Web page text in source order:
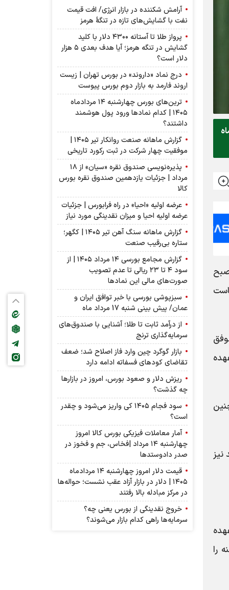
دوشنبه ۴ خردادماه
نیز
را
آرامش شکننده در بازار انرژی/ افت قیمت
نفت با گشایش‌های تازه در تنگۀ هرمز
پرواز طلا تا آستانه ۴۳۰۰ دلار با کلید
گشایش در تنگه هرمز؛ آیا هدف بعدی ۵ هزار
دلار است؟
درج نماد «داروند» در بورس تهران | زیست
اروند فارمد به بازار دوم بورس پیوست
ترین‌های بورس چهارشنبه ۱۴ مردادماه
۱۴۰۵ | کدام نماد‌ها ورود پول هوشمند
داشتند؟
گزارش ماهانه صنعت روانکار تیر ۱۴۰۵ |
موفقیت چهار شرکت در ثبت رکورد تاریخی
پذیره‌نویسی صندوق نقره «سیان» از ۱۸
مرداد | جزئیات یازدهمین صندوق نقره بورس
کالا
عرضه اولیه «احیا» در راه فرابورس | جزئیات
عرضه اولیه احیا و میزان نقدینگی مورد نیاز
گزارش ماهانه سنگ آهن تیر ۱۴۰۵ | کگهر؛
ستاره بی‌رقیب صنعت
گزارش مجامع بورسی ۱۴ مرداد ۱۴۰۵ | از
سود ۴ تا ۲۳ ریالی تا عدم تصویب
صورت‌های مالی این نماد‌ها
سبزپوشی بورسی با خبر توافق ایران و
عمان/ پیش بینی شنبه 17 مرداد ماه
از درآمد ثابت تا طلا؛ آشنایی با صندوق‌های
سرمایه‌گذاری ترنج
بازار گوگرد چین وارد فاز اصلاح شد؛ ضعف
تقاضای کودهای فسفاته ادامه دارد
ریزش دلار و صعود بورس، امروز در بازارها
چه گذشت؟
سود فجام ۱۴۰۵ کی واریز می‌شود و چقدر
است؟
آمار معاملات فیزیکی بورس کالا امروز
چهارشنبه ۱۴ مرداد |فخاس، جم و فخوز در
صدر دادوستد‌ها
قیمت دلار امروز چهارشنبه ۱۴ مردادماه
۱۴۰۵ | دلار در بازار آزاد عقب نشست؛ حواله‌ها
در مرکز مبادله بالا رفتند
خروج نقدینگی از بورس یعنی چه؟
سرمایه‌ها راهی کدام بازار می‌شوند؟